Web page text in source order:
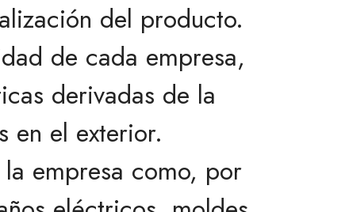
del producto.
de cada empresa,
derivadas de la
en el exterior.
empresa como, por